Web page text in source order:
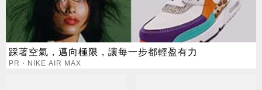
踩著空氣，邁向極限，讓每一步都輕盈有力
PR・NIKE AIR MAX